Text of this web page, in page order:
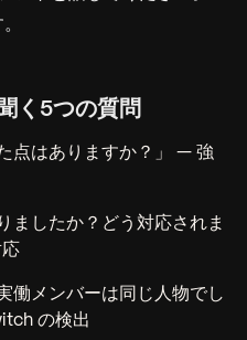
く5つの質問
点はありますか？」 — 強
ましたか？どう対応されま
働メンバーは同じ人物でし
の検出